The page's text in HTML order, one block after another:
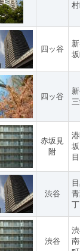
四ッ谷
四ッ谷
赤坂見
附
目
渋谷
渋谷